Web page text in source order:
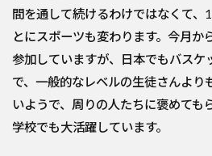
間を通して続けるわけではなくて、
とにスポーツも変わります。今月か
参加していますが、日本でもバスケ
で、一般的なレベルの生徒さんより
いようで、周りの人たちに褒めても
学校でも大活躍しています。